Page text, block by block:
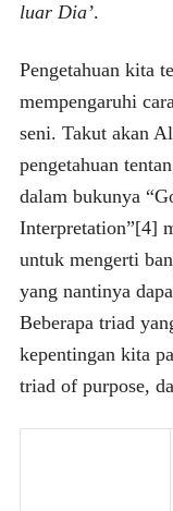
luar Dia’.
Pengetahuan kita
mempengaruhi
seni. Takut akan
pengetahuan
dalam bukunya
Interpretation”[4]
untuk mengerti
yang nantinya
Beberapa triad
kepentingan kita
triad of purpose,